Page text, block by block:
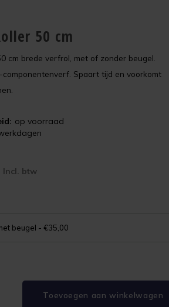
50 cm
cm brede verfrol, met of zonder beugel.
componentenverf. Spaart tijd en voorkomt
op voorraad
Incl. btw
beugel - €35,00
Toevoegen aan winkelwagen